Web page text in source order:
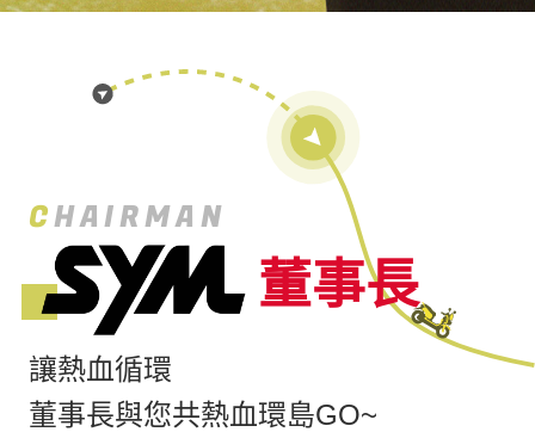
CHAIRMAN
董事長
讓熱血循環
董事長與您共熱血環島GO~